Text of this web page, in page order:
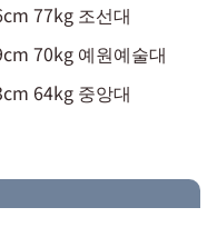
77kg 조선대
70kg 예원예술대
64kg 중앙대